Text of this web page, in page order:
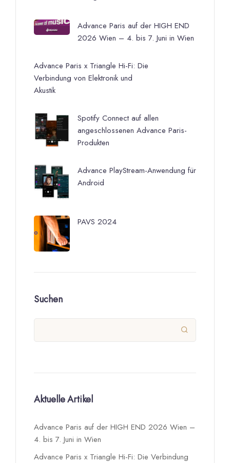
Advance Paris auf der HIGH END
2026 Wien – 4. bis 7. Juni in Wien
Advance Paris x Triangle Hi-Fi: Die
Verbindung von Elektronik und
Akustik
Spotify Connect auf allen
angeschlossenen Advance Paris-
Produkten
Advance PlayStream-Anwendung für
Android
PAVS 2024
Suchen

Aktuelle Artikel
Advance Paris auf der HIGH END 2026 Wien –
4. bis 7. Juni in Wien
Advance Paris x Triangle Hi-Fi: Die Verbindung